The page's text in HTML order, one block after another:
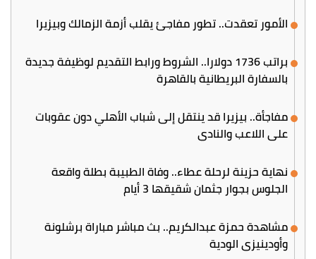
الأمور تعقدت.. تطور مفاجئ يقلب أزمة الزمالك وبيزيرا
براتب 1736 دولارا.. الشروط ورابط التقديم لوظيفة جديدة
بالسفارة البريطانية بالقاهرة
مفاجأة.. بيزيرا قد ينتقل إلى شباب الأهلي دون عقوبات
على اللاعب والنادي
نهاية حزينة لرحلة عطاء.. وفاة الطبيبة بطلة واقعة
الجلوس بجوار جثمان شقيقها 3 أيام
مشاهدة حمزة عبدالكريم.. بث مباشر مباراة برشلونة
وأودينيزي الودية